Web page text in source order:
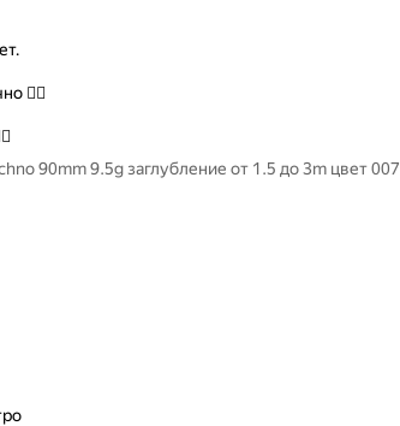
👍🏼
90mm 9.5g заглубление от 1.5 до 3m цвет 007